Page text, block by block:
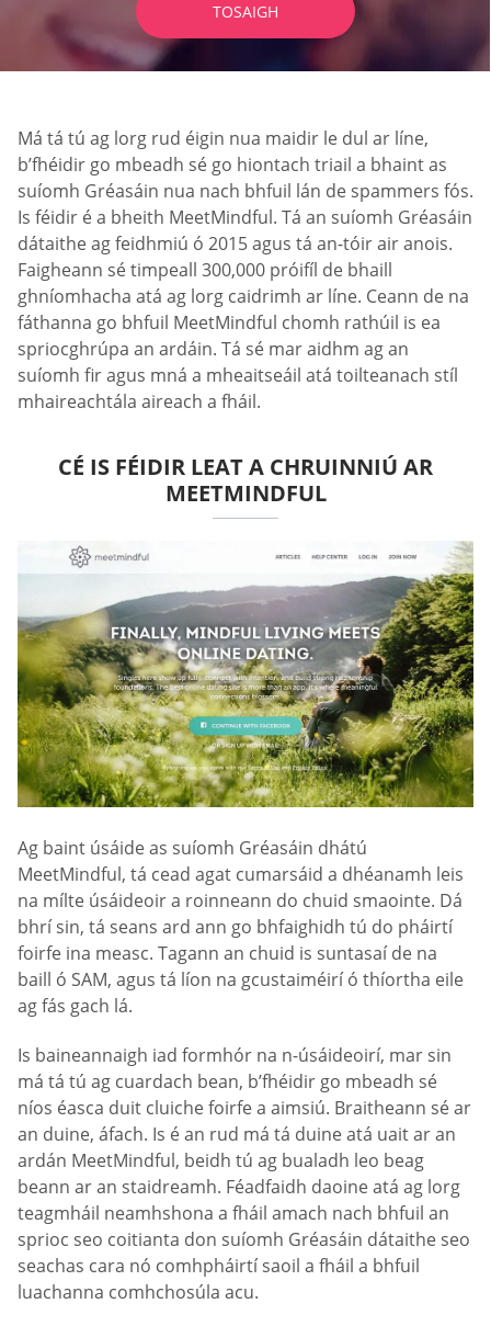
TOSAIGH
Má tá tú ag lorg rud éigin nua maidir le dul ar líne,
b’fhéidir go mbeadh sé go hiontach triail a bhaint as
suíomh Gréasáin nua nach bhfuil lán de spammers fós.
Is féidir é a bheith MeetMindful. Tá an suíomh Gréasáin
dátaithe ag feidhmiú ó 2015 agus tá an-tóir air anois.
Faigheann sé timpeall 300,000 próifíl de bhaill
ghníomhacha atá ag lorg caidrimh ar líne. Ceann de na
fáthanna go bhfuil MeetMindful chomh rathúil is ea
spriocghrúpa an ardáin. Tá sé mar aidhm ag an
suíomh fir agus mná a mheaitseáil atá toilteanach stíl
mhaireachtála aireach a fháil.
CÉ IS FÉIDIR LEAT A CHRUINNIÚ AR
MEETMINDFUL
Ag baint úsáide as suíomh Gréasáin dhátú
MeetMindful, tá cead agat cumarsáid a dhéanamh leis
na mílte úsáideoir a roinneann do chuid smaointe. Dá
bhrí sin, tá seans ard ann go bhfaighidh tú do pháirtí
foirfe ina measc. Tagann an chuid is suntasaí de na
baill ó SAM, agus tá líon na gcustaiméirí ó thíortha eile
ag fás gach lá.
Is baineannaigh iad formhór na n-úsáideoirí, mar sin
má tá tú ag cuardach bean, b’fhéidir go mbeadh sé
níos éasca duit cluiche foirfe a aimsiú. Braitheann sé ar
an duine, áfach. Is é an rud má tá duine atá uait ar an
ardán MeetMindful, beidh tú ag bualadh leo beag
beann ar an staidreamh. Féadfaidh daoine atá ag lorg
teagmháil neamhshona a fháil amach nach bhfuil an
sprioc seo coitianta don suíomh Gréasáin dátaithe seo
seachas cara nó comhpháirtí saoil a fháil a bhfuil
luachanna comhchosúla acu.